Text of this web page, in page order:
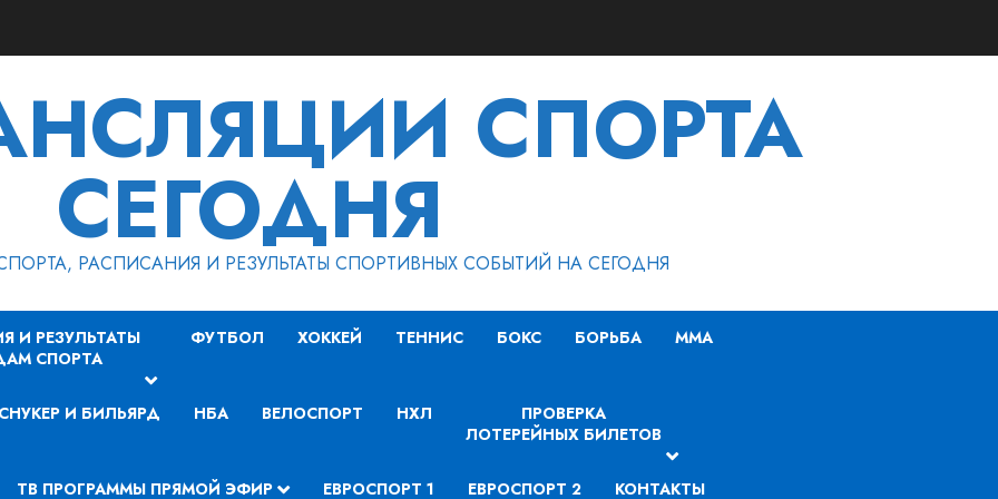
СПОРТА
СЕГОДНЯ
РАСПИСАНИЯ И РЕЗУЛЬТАТЫ СПОРТИВНЫХ СОБЫТИЙ НА СЕГОДНЯ
И РЕЗУЛЬТАТЫ
СПОРТА
ФУТБОЛ ХОККЕЙ ТЕННИС БОКС БОРЬБА MMA
СНУКЕР И БИЛЬЯРД НБА ВЕЛОСПОРТ НХЛ
ПРОВЕРКА
ЛОТЕРЕЙНЫХ БИЛЕТОВ
ТВ ПРОГРАММЫ ПРЯМОЙ ЭФИР ЕВРОСПОРТ 1 ЕВРОСПОРТ 2 КОНТАКТЫ